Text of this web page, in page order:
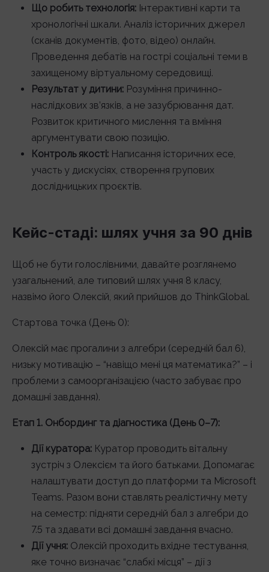
Що робить технологія: Інтерактивні карти та
хронологічні шкали. Аналіз історичних джерел
(сканів документів, фото, відео) онлайн.
Проведення дебатів на гострі соціальні теми в
захищеному віртуальному середовищі.
Результат у дитини: Розуміння причинно-
наслідкових зв’язків, а не зазубрювання дат.
Розвиток критичного мислення та вміння
аргументувати свою позицію.
Контроль якості: Написання історичних есе,
участь у дискусіях, створення групових
дослідницьких проєктів.
Кейс-стаді: шлях учня за 90 днів
Щоб не бути голослівними, давайте розглянемо
узагальнений, але типовий шлях учня 8 класу,
назвімо його Олексій, який прийшов до ThinkGlobal.
Стартова точка (День 0):
Олексій має прогалини з алгебри (середній бал 6),
низьку мотивацію – “навіщо мені ця математика?” – і
проблеми з самоорганізацією (часто забуває про
домашні завдання).
Етап 1. Онбординг та діагностика (День 0–7):
Дії куратора: Куратор проводить вітальну
зустріч з Олексієм та його батьками. Допомагає
налаштувати доступ до платформи та Microsoft
Teams. Разом вони ставлять реалістичну мету
на семестр: підняти середній бал з алгебри до
7.5 та здавати всі домашні завдання вчасно.
Дії учня: Олексій проходить вхідне тестування,
яке точно визначає “слабкі місця” – дії з